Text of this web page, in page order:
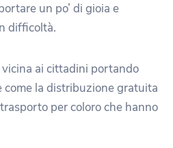
un po’ di gioia e
difficoltà.
vicina ai cittadini portando
la distribuzione gratuita
per coloro che hanno